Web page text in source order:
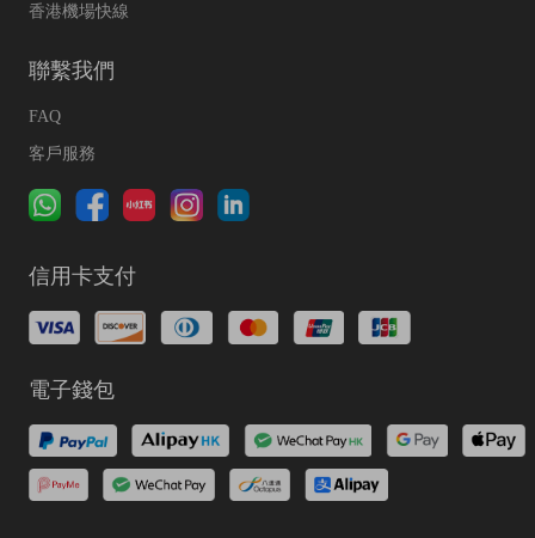
香港機場快線
聯繫我們
FAQ
客戶服務
信用卡支付
電子錢包